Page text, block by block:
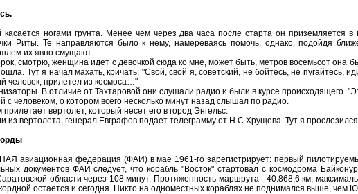
ногами грунта. Менее чем через два часа после старта он приземляется в
Риты. Те направляются было к нему, намереваясь помочь, однако, подойдя
их явно смущают.
смотрю, женщина идет с девочкой сюда ко мне, может быть, метров восемьсот она
Тут я начал махать, кричать: "Свой, свой я, советский, не бойтесь, не
человек, прилетел из космоса…"
В отличие от Тахтаровой они слушали радио и были в курсе происходящего.
с человеком, о котором всего несколько минут назад слышал по радио.
вертолет, который несет его в город Энгельс.
вертолета, генерал Евграфов подает телеграмму от Н.С.Хрущева. Тут я
федерация (ФАИ) в мае 1961-го зарегистрирует: первый
документов ФАИ следует, что корабль "Восток" стартовал с космодрома
области через 108 минут. Протяженность маршрута - 40.868,6 км,
остается и сегодня. Никто на одноместных кораблях не поднимался выше, чем